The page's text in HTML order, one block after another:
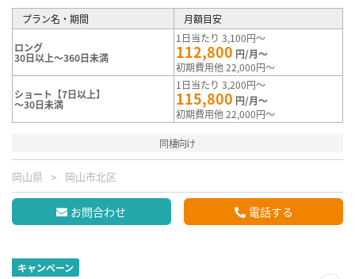
プラン名・期間 月額目安
ロング
30日以上～360日未満
1日当たり 3,100円～
112,800 円/月～
初期費用他 22,000円～
ショート【7日以上】
～30日未満
1日当たり 3,200円～
115,800 円/月～
初期費用他 22,000円～
同棲向け
岡山県 岡山市北区
お問合わせ 電話する
キャンペーン